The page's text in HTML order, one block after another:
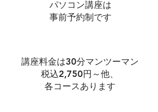
パソコン講座は
事前予約制です
講座料金は30分マンツーマン
税込2,750円～他、
​各コースあります